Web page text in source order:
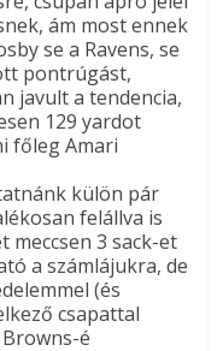
ám most ennek
se a Ravens, se
pontrúgást,
javult a tendencia,
129 yardot
főleg Amari
külön pár
felállva is
meccsen 3 sack-et
a számlájukra, de
(és
csapattal
é